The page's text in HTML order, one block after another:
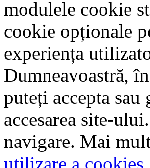
modulele cookie
cookie opționale
experiența
Dumneavoastră,
puteți accepta sau
accesarea site-
navigare. Mai
utilizare a cookies.